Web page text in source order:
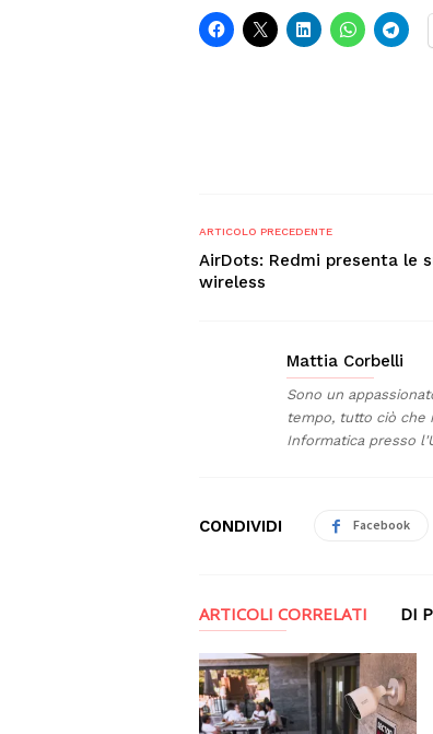
ARTICOLO PRECEDENTE
AirDots: Redmi presenta le
wireless
Mattia Corbelli
Sono un
tempo, tutto ciò che
Informatica presso
CONDIVIDI Facebook
ARTICOLI CORRELATI DI